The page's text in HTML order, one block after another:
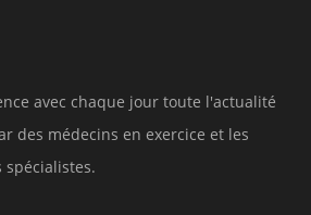
avec chaque jour toute l'actualité
des médecins en exercice et les
spécialistes.